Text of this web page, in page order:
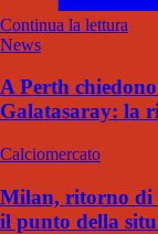
Continua la lettura
News
A Perth
Galatasaray: la
Calciomercato
Milan, ritorno di
il punto della